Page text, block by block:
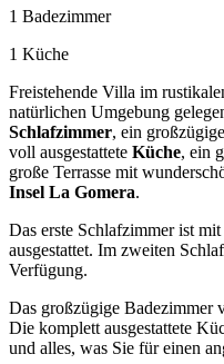
1 Badezimmer
1 Küche
Freistehende Villa im
natürlichen Umgebung
Schlafzimmer, ein
voll ausgestattete Küche, ein
große Terrasse mit
Insel La Gomera.
Das erste Schlafzimmer ist
ausgestattet. Im zweiten
Verfügung.
Das großzügige Badezimmer
Die komplett ausgestattete
und alles, was Sie für einen